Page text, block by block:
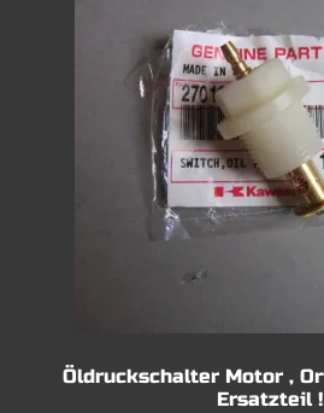
Öldruckschalter Motor ,
Ersatzteil !